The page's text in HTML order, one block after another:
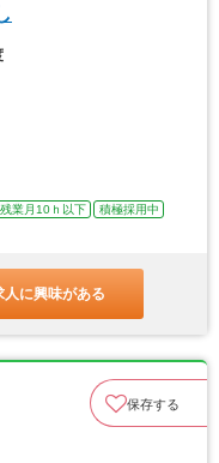
残業月10ｈ以下
積極採用中
人に興味がある
保存する